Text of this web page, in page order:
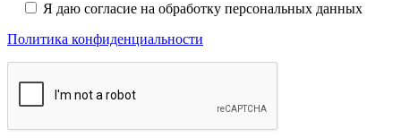
Я даю согласие на обработку персональных данных
Политика конфиденциальности